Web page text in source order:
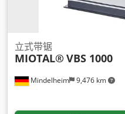
Mindelheim 9,476 km
立式带锯
MIOTAL® VBS 1000